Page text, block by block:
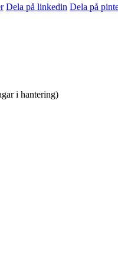
Dela på linkedin Dela på
i hantering)